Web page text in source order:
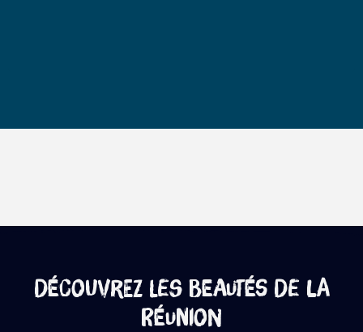
Découvrez les beautés de La
Réunion